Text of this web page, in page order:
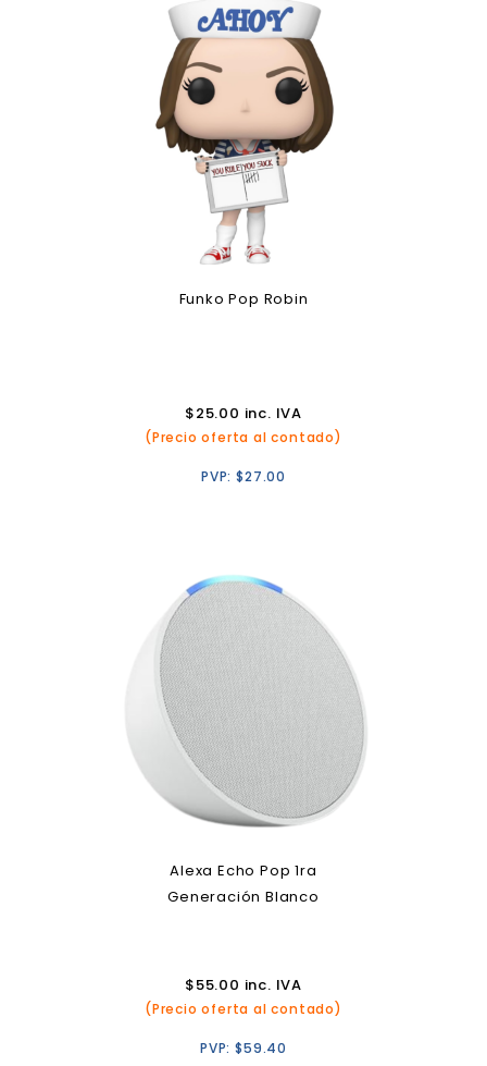
Funko Pop Robin
$25.00 inc. IVA
(Precio oferta al contado)
PVP:$27.00
Alexa Echo Pop 1ra
Generación Blanco
$55.00 inc. IVA
(Precio oferta al contado)
PVP:$59.40